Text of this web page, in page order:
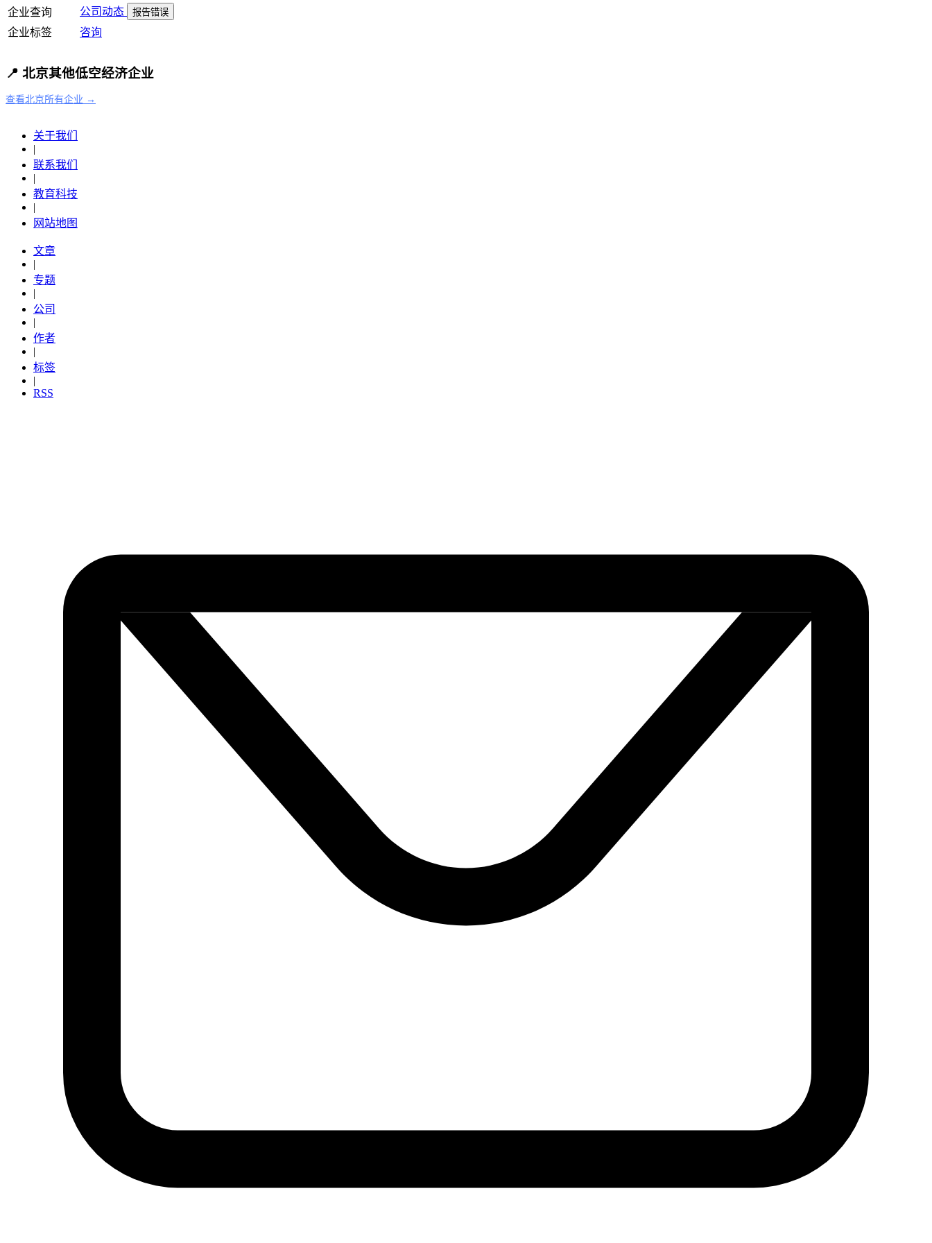
企业查询 公司动态 报告错误
企业标签 咨询
📍 北京其他低空经济企业
查看北京所有企业 →
关于我们
|
联系我们
|
教育科技
|
网站地图
文章
|
专题
|
公司
|
作者
|
标签
|
RSS